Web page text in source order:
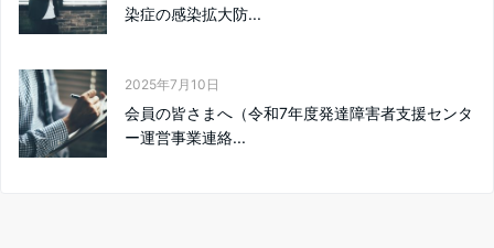
染症の感染拡大防...
2025年7月10日
会員の皆さまへ（令和7年度発達障害者支援センタ
ー運営事業連絡...